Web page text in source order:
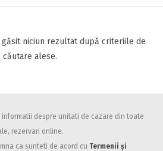
găsit niciun rezultat după criteriile de
căutare alese.
informatii despre unitati de cazare din toate
rezervari online.
ca sunteti de acord cu Termenii și